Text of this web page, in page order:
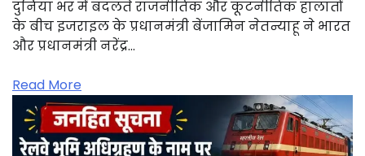
दुनिया भर में बदलते राजनीतिक और कूटनीतिक हालातों
के बीच इजराइल के प्रधानमंत्री बेंजामिन नेतन्याहू ने भारत
और प्रधानमंत्री नरेंद्र…
Read More